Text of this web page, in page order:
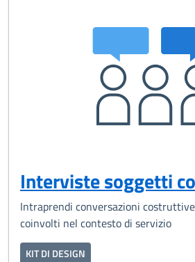
Interviste soggetti
Intraprendi conversazioni
coinvolti nel contesto di servizio
KIT DI DESIGN